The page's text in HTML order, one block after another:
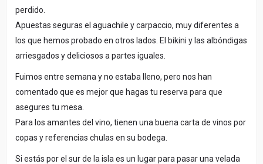
perdido.
Apuestas seguras el aguachile y carpaccio, muy diferentes a
los que hemos probado en otros lados. El bikini y las albóndigas
arriesgados y deliciosos a partes iguales.
Fuimos entre semana y no estaba lleno, pero nos han
comentado que es mejor que hagas tu reserva para que
asegures tu mesa.
Para los amantes del vino, tienen una buena carta de vinos por
copas y referencias chulas en su bodega.
Si estás por el sur de la isla es un lugar para pasar una velada